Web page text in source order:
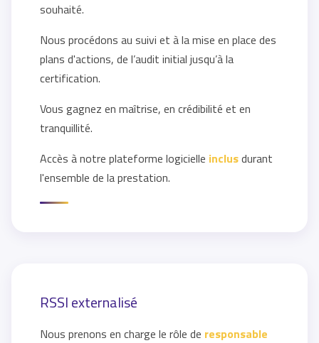
souhaité.
Nous procédons au suivi et à la mise en place des
plans d'actions, de l’audit initial jusqu’à la
certification.
Vous gagnez en maîtrise, en crédibilité et en
tranquillité.
Accès à notre plateforme logicielle inclusdurant
l'ensemble de la prestation.
RSSI externalisé
Nous prenons en charge le rôle de responsable